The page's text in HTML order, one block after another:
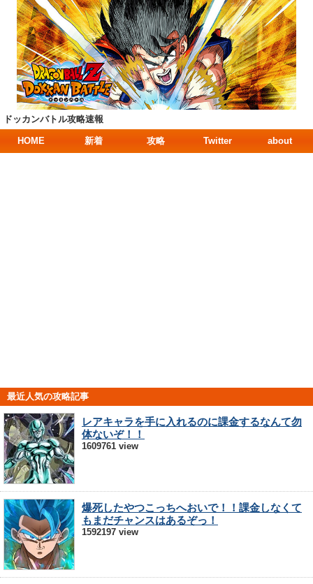
ドッカンバトル攻略速報
HOME 新着 攻略 Twitter about
最近人気の攻略記事
レアキャラを手に入れるのに課金するなんて勿
体ないぞ！！
1609761 view
爆死したやつこっちへおいで！！課金しなくて
もまだチャンスはあるぞっ！
1592197 view